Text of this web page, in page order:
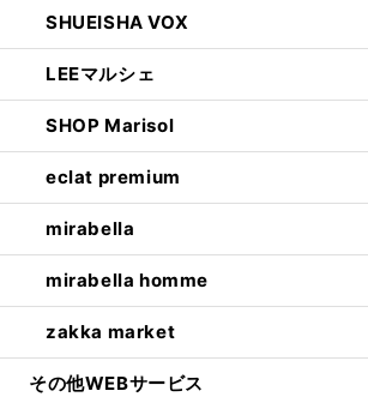
SHUEISHA VOX
LEEマルシェ
SHOP Marisol
eclat premium
mirabella
mirabella homme
zakka market
その他WEBサービス